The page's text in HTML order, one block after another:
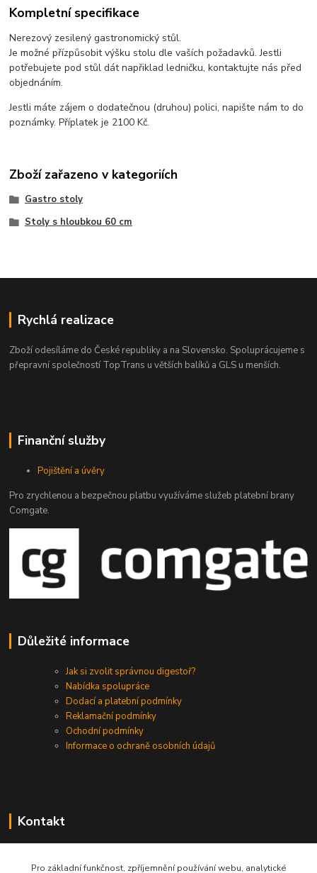
Kompletní specifikace
Nerezový zesilený gastronomický stůl.
Je možné přízpůsobit výšku stolu dle vaších požadavků. Jestli
potřebujete pod stůl dát napřiklad ledničku, kontaktujte nás před
objednáním.
Jestli máte zájem o dodatečnou (druhou) polici, napište nám to do
poznámky. Příplatek je 2100 Kč.
Zboží zařazeno v kategoriích
Gastro stoly
Stoly s hloubkou 60 cm
Rychlá realizace
Zboží odesíláme do České republiky a na Slovensko. Spoluprácujeme s
přepravní společností TopTrans u větších balíků a GLS u menších.
Finanční služby
Pojištění a úvěry
Pro zrychlenou a bezpečnou platbu využíváme služeb platební brany
Comgate.
Důležité informace
Jak si zvolit správnou digestoř?
Nabídka spolupráce
Dodací a platební podmínky
Reklamační podmínky
Ochodní podmínky
Informace o ochraně osobních údajů
Kontakt
Pro základní funkčnost, zpříjemnění používání webu, analytické